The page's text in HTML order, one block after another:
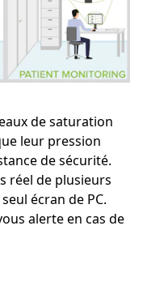
de saturation
leur pression
de sécurité.
réel de plusieurs
écran de PC.
alerte en cas de